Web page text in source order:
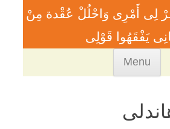
لِی أَمْرِی وَاحْلُلْ عُقْدة مِنْ
يَفْقَھُوا قَوْلِی
Menu
content